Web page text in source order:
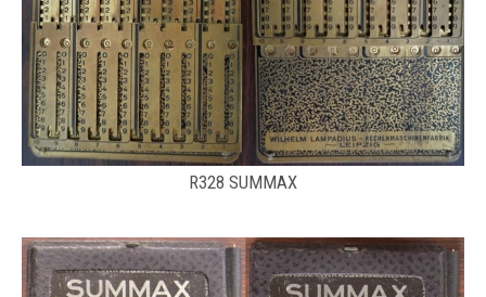
R328 SUMMAX